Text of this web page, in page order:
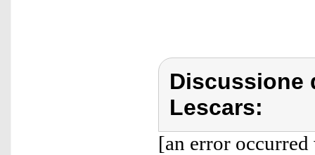
Discussione
Lescars:
[an error